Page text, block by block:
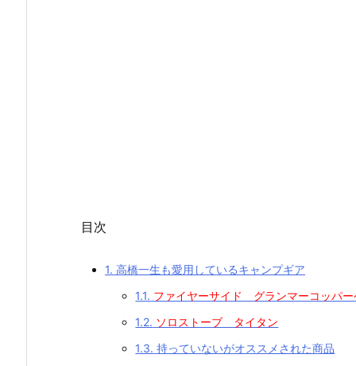
目次
1. 高橋一生も愛用しているキャンプギア
1.1. ファイヤーサイド グランマーコッパー
1.2. ソロストーブ タイタン
1.3. 持っていないがオススメされた商品